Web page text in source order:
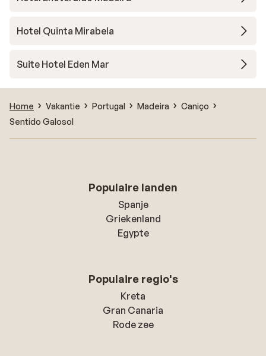
Hotel Quinta Mirabela
Suite Hotel Eden Mar
Home Vakantie Portugal Madeira
Caniço
Sentido Galosol
Populaire landen
Spanje
Griekenland
Egypte
Populaire regio's
Kreta
Gran Canaria
Rode zee